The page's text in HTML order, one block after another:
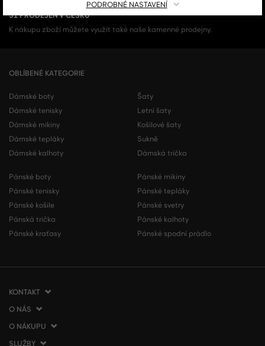
51 PRODEJEN V ČESKU
K nákupu zboží můžete využít také naše kamenné prodejny.
OBLÍBENÉ KATEGORIE
Dámské boty
Dámské tenisky
Dámské mikiny
Dámské tepláky
Dámské kalhoty
Šaty
Letní šaty
Košilové šaty
Sukně
Dámská trička
Pánské boty
Pánské tenisky
Pánské košile
Pánská trička
Pánské kraťasy
Pánské mikiny
Pánské tepláky
Pánské svetry
Pánské kalhoty
Pánské spodní prádlo
KONTAKT
VERMONT Services Slovakia s. r. o.
Vlčie hrdlo 53
821 07 Bratislava
O NÁS
O společnosti
Kontakt
O NÁKUPU
Jak nakupovat
SLUŽBY
PODROBNÉ NASTAVENÍ